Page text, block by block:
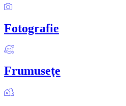
Fotografie
Frumuseţe